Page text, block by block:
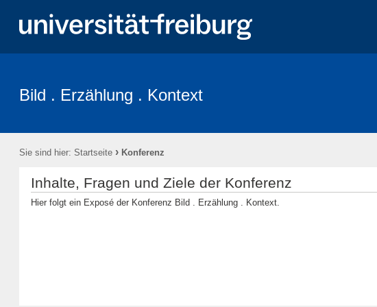
Informationen für Teilnehmer_innen Informationen für Referent_innen / information (Speaker)
Bild . Erzählung . Kontext
Sie sind hier: Startseite › Konferenz
Inhalte, Fragen und Ziele der Konferenz
Hier folgt ein Exposé der Konferenz Bild . Erzählung . Kontext.